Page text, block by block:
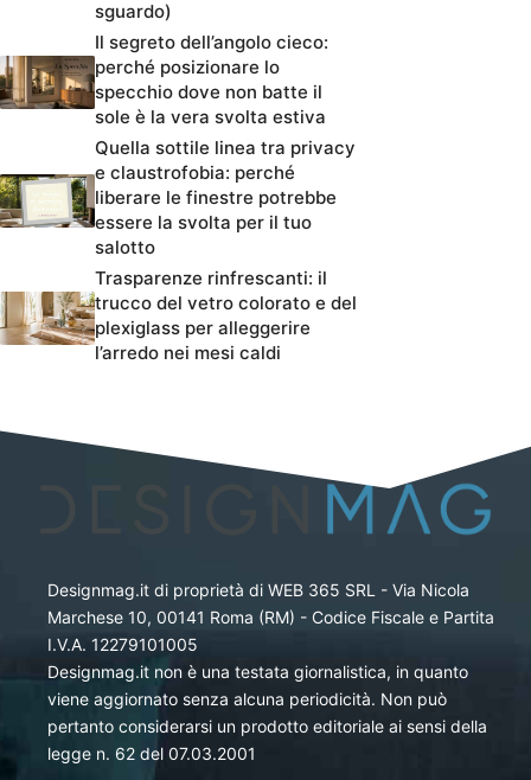
sguardo)
Il segreto dell’angolo cieco:
perché posizionare lo
specchio dove non batte il
sole è la vera svolta estiva
Quella sottile linea tra privacy
e claustrofobia: perché
liberare le finestre potrebbe
essere la svolta per il tuo
salotto
Trasparenze rinfrescanti: il
trucco del vetro colorato e del
plexiglass per alleggerire
l’arredo nei mesi caldi
Designmag.it di proprietà di WEB 365 SRL - Via Nicola
Marchese 10, 00141 Roma (RM) - Codice Fiscale e Partita
I.V.A. 12279101005
Designmag.it non è una testata giornalistica, in quanto
viene aggiornato senza alcuna periodicità. Non può
pertanto considerarsi un prodotto editoriale ai sensi della
legge n. 62 del 07.03.2001